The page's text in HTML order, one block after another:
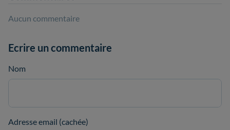
Aucun commentaire
Ecrire un commentaire
Nom
Adresse email (cachée)